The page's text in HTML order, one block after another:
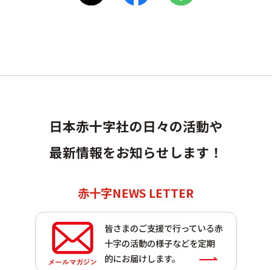
日本赤十字社の日々の活動や
最新情報をお知らせします！
赤十字NEWS LETTER
皆さまのご支援で行っている赤
十字の活動の様子などを定期
的にお届けします。